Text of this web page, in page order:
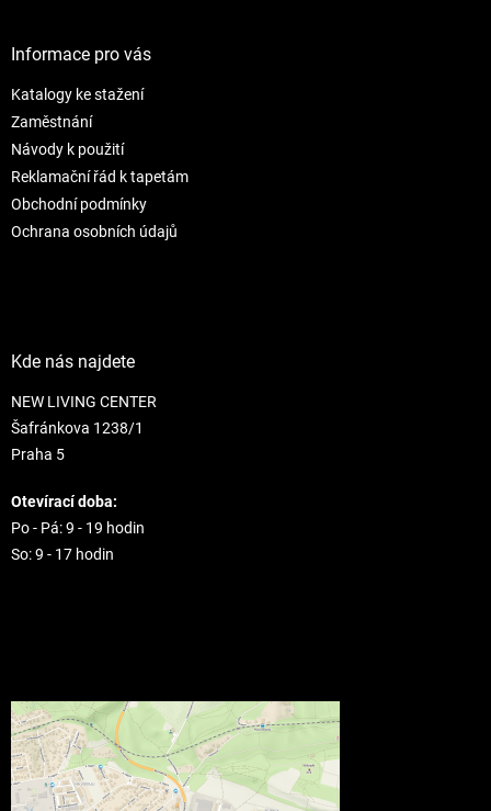
Informace pro vás
Katalogy ke stažení
Zaměstnání
Návody k použití
Reklamační řád k tapetám
Obchodní podmínky
Ochrana osobních údajů
Kde nás najdete
NEW LIVING CENTER
Šafránkova 1238/1
Praha 5
Otevírací doba:
Po - Pá: 9 - 19 hodin
So: 9 - 17 hodin